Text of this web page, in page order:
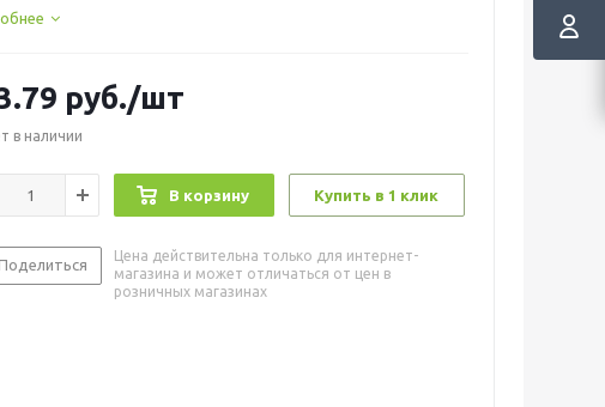
руб./шт
в наличии
В корзину Купить в 1 клик
Цена действительна только для интернет-
магазина и может отличаться от цен в
розничных магазинах